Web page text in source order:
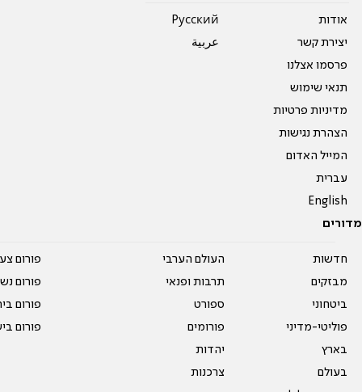
אודות
יצירת קשר
פרסמו אצלנו
תנאי שימוש
מדיניות פרטיות
הצהרת נגישות
המייל האדום
עברית
English
Pусский
عربية
מדורים
חדשות
מבזקים
ביטחוני
פוליטי-מדיני
בארץ
בעולם
העולם הערבי
תרבות ופנאי
ספורט
פורומים
יהדות
צרכנות
פורום
פורום
פורום
פורום